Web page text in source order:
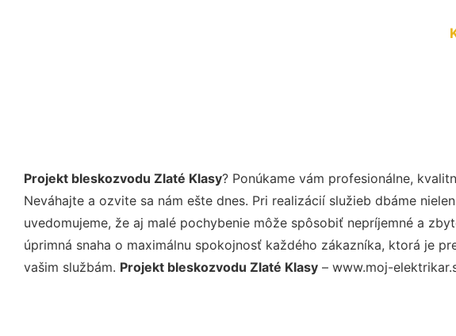
Projekt bleskozvodu Zlaté Klasy? Ponúkame vám profesionálne,
Neváhajte a ozvite sa nám ešte dnes. Pri realizácií služieb dbáme
uvedomujeme, že aj malé pochybenie môže spôsobiť nepríjemné a
úprimná snaha o maximálnu spokojnosť každého zákazníka, ktorá je
vašim službám. Projekt bleskozvodu Zlaté Klasy – www.moj-